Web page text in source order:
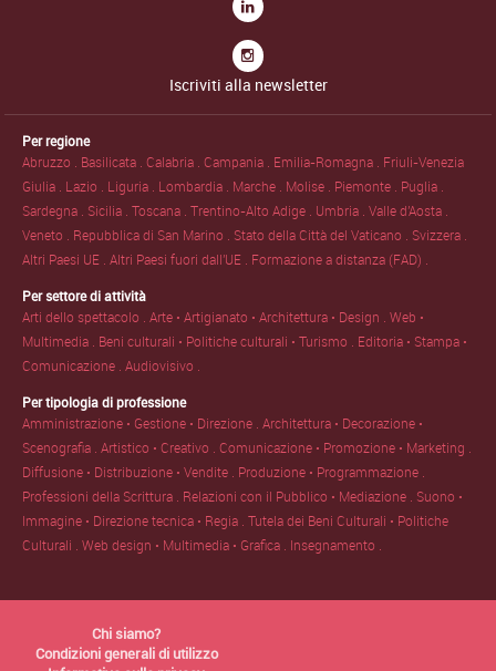
Iscriviti alla newsletter
Per regione
Abruzzo . Basilicata .Calabria .Campania . Emilia-Romagna . Friuli-Venezia
Giulia . Lazio . Liguria . Lombardia . Marche . Molise . Piemonte . Puglia .
Sardegna . Sicilia .Toscana .Trentino-Alto Adige . Umbria .Valle d'Aosta .
Veneto . Repubblica di San Marino . Stato della Città del Vaticano . Svizzera .
Altri Paesi UE .Altri Paesi fuori dall'UE . Formazione a distanza (FAD) .
Per settore di attività
Arti dello spettacolo .Arte • Artigianato • Architettura • Design .Web •
Multimedia . Beni culturali • Politiche culturali • Turismo . Editoria • Stampa •
Comunicazione .Audiovisivo .
Per tipologia di professione
Amministrazione • Gestione • Direzione .Architettura • Decorazione •
Scenografia .Artistico • Creativo .Comunicazione • Promozione • Marketing .
Diffusione • Distribuzione • Vendite . Produzione • Programmazione .
Professioni della Scrittura . Relazioni con il Pubblico • Mediazione . Suono •
Immagine • Direzione tecnica • Regia .Tutela dei Beni Culturali • Politiche
Culturali .Web design • Multimedia • Grafica . Insegnamento .
Chi siamo?
Condizioni generali di utilizzo